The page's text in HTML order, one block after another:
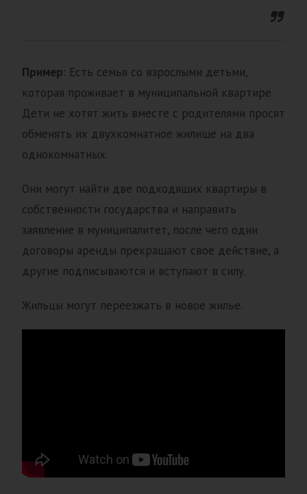
Пример: Есть семья со взрослыми детьми,
которая проживает в муниципальной квартире.
Дети не хотят жить вместе с родителями просят
обменять их двухкомнатное жилище на два
однокомнатных.
Они могут найти две подходящих квартиры в
собственности государства и направить
заявление в муниципалитет, после чего одни
договоры аренды прекращают свое действие, а
другие подписываются и вступают в силу.
Жильцы могут переезжать в новое жилье.